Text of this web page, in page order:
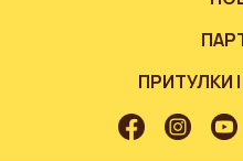
ПРИТУЛКИ